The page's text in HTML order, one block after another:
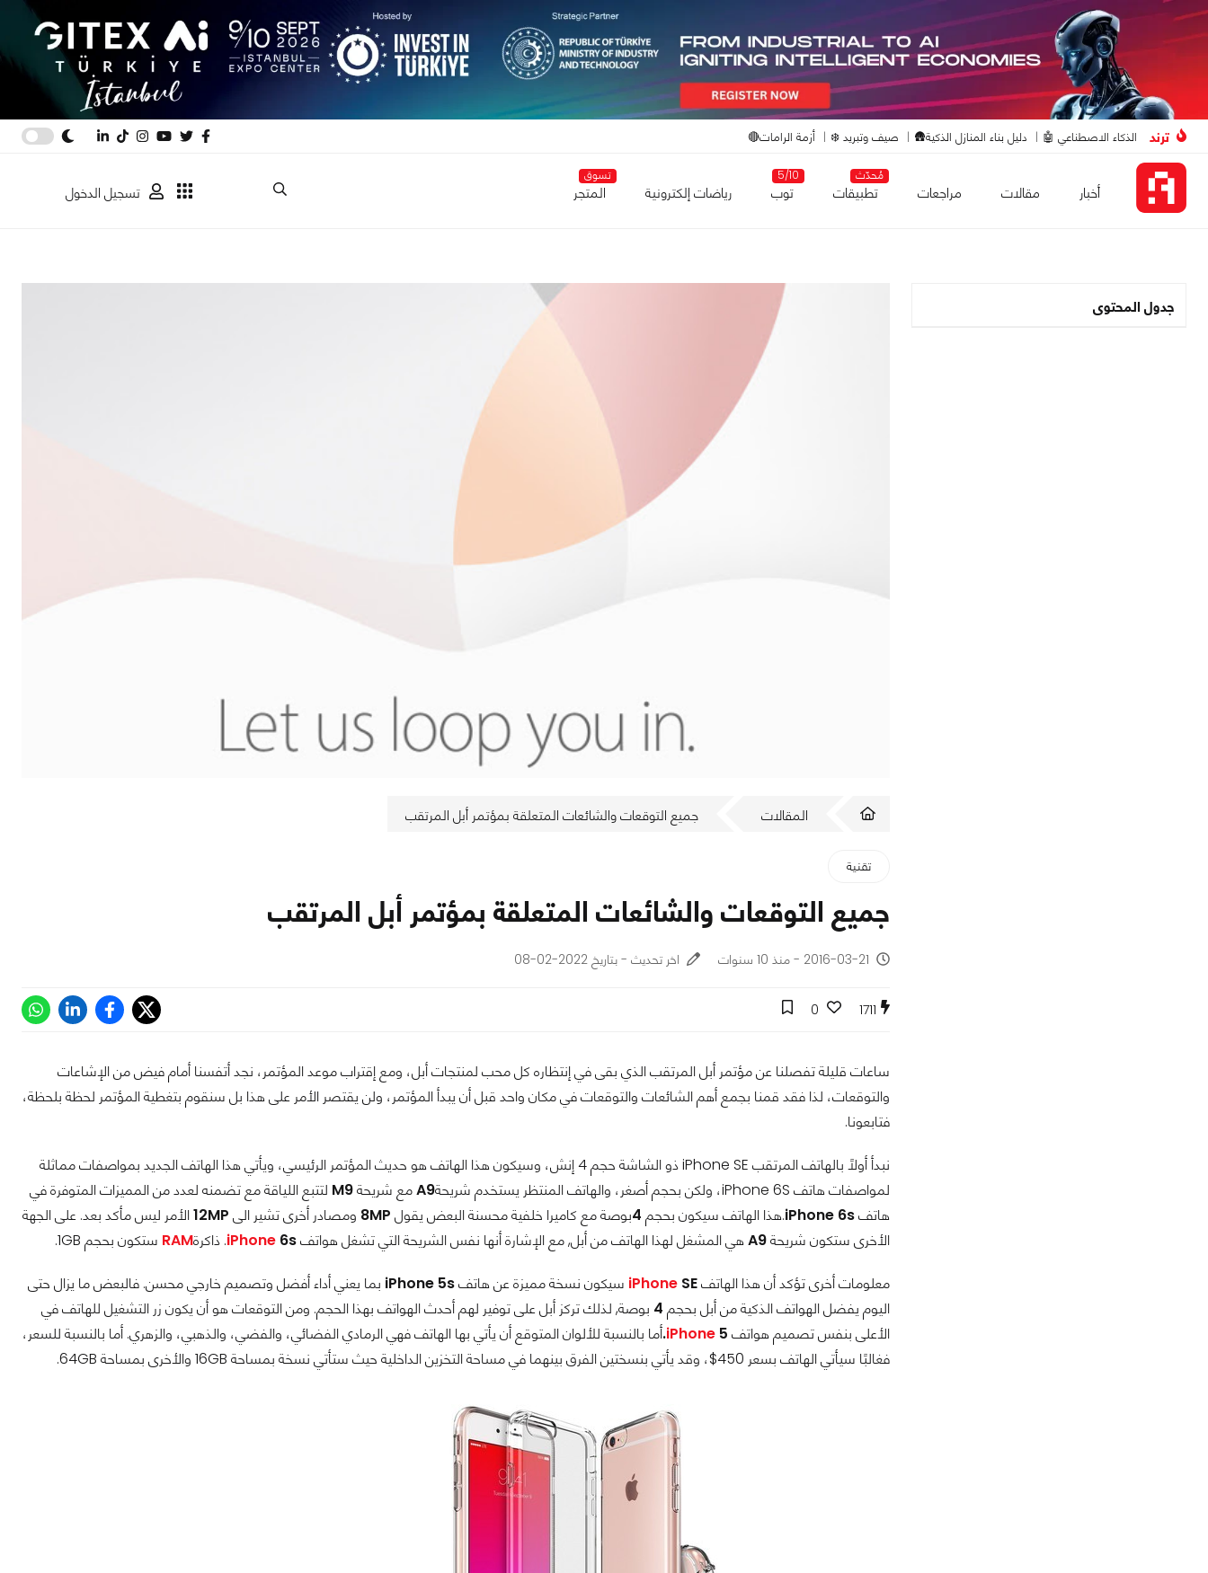
ترند الذكاء الاصطناعي 🤖 دليل بناء المنازل الذكية🛖 صيف وتبريد ❄️ أزمة الرامات🔴
أخبار مقالات مراجعات
مُحدّث
تطبيقات
5/10
توب رياضات إلكترونية
تسوق
المتجر تسجيل الدخول
جدول المحتوى
المقالات جميع التوقعات والشائعات المتعلقة بمؤتمر أبل المرتقب
تقنية
جميع التوقعات والشائعات المتعلقة بمؤتمر أبل المرتقب
2016-03-21 - منذ 10 سنوات اخر تحديث - بتاريخ 2022-02-08
1711
0
ساعات قليلة تفصلنا عن مؤتمر أبل المرتقب الذي بقى في إنتظاره كل محب لمنتجات أبل، ومع إقتراب موعد المؤتمر، نجد أتفسنا أمام فيض من الإشاعات
والتوقعات، لذا فقد قمنا بجمع أهم الشائعات والتوقعات في مكان واحد قبل أن يبدأ المؤتمر، ولن يقتصر الأمر على هذا بل سنقوم بتغطية المؤتمر لحظة بلحظة،
فتابعونا.
نبدأ أولًا بالهاتف المرتقب iPhone SE ذو الشاشة حجم 4 إنش، وسيكون هذا الهاتف هو حديث المؤتمر الرئيسي، ويأتي هذا الهاتف الجديد بمواصفات مماثلة
لمواصفات هاتف iPhone 6S، ولكن بحجم أصغر، والهاتف المنتظر يستخدم شريحة
A9مع شريحةM9 لتتبع اللياقة مع تضمنه لعدد من المميزات المتوفرة في
هاتفiPhone 6s.هذا الهاتف سيكون بحجم بوصة مع كاميرا خلفية محسنة البعض يقول 8MP ومصادر أخرى تشير الى 12MPالأمر ليس مأكد بعد. على الجهة
الأخرى ستكون شريحةA9هي المشغل لهذا الهاتف من أبل, مع الإشارة أنها نفس الشريحة التي تشغل هواتف iPhone 6s . ذاكرةRAM ستكون بحجم 1GB.
معلومات أخرى تؤكد أن هذا الهاتف iPhone SE سيكون نسخة مميزة عن هاتفiPhone 5s بما يعني أداء أفضل وتصميم خارجي محسن. فالبعض ما يزال حتى
اليوم يفضل الهواتف الذكية من أبل بحجم 4 بوصة, لذلك تركز أبل على توفير لهم أحدث الهواتف بهذا الحجم. ومن التوقعات هو أن يكون زر التشغيل للهاتف في
الأعلى بنفس تصميم هواتف
iPhone 5.
أما بالنسبة للألوان المتوقع أن يأتي بها الهاتف فهي الرمادي الفضائي، والفضي، والذهبي، والزهري. أما بالنسبة للسعر،
فغالبًا سيأتي الهاتف بسعر 450$، وقد يأتي بنسختين الفرق بينهما في مساحة التخزين الداخلية حيث ستأتي نسخة بمساحة 16GB والأخرى بمساحة 64GB.